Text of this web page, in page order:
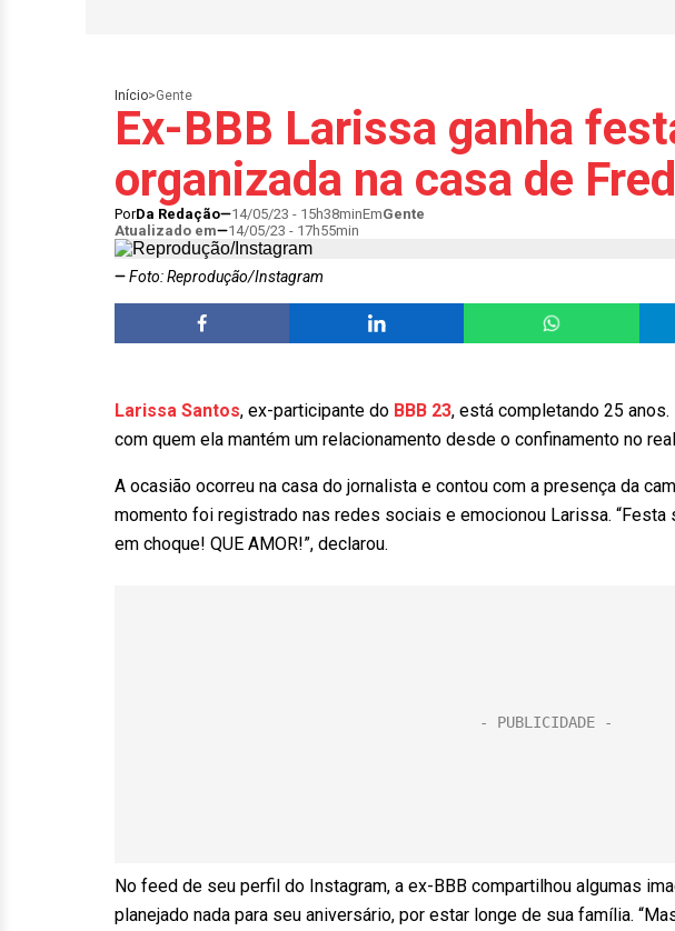
Início>Gente
Ex-BBB Larissa ganha
organizada na casa de
PorDa Redação 14/05/23 - 15h38minEmGente
Atualizado em
14/05/23 - 17h55min
Foto: Reprodução/Instagram
Larissa Santos, ex-participante do BBB 23, está completando 25
com quem ela mantém um relacionamento desde o confinamento no
A ocasião ocorreu na casa do jornalista e contou com a presença da
momento foi registrado nas redes sociais e emocionou Larissa. “Festa
em choque! QUE AMOR!”, declarou.
No feed de seu perfil do Instagram, a ex-BBB compartilhou algumas
planejado nada para seu aniversário, por estar longe de sua família.